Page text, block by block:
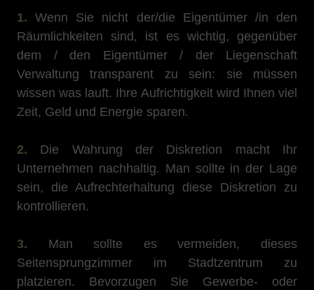
1. Wenn Sie nicht der/die Eigentümer /in den
Räumlichkeiten sind, ist es wichtig, gegenüber
dem / den Eigentümer / der Liegenschaft
Verwaltung transparent zu sein: sie müssen
wissen was lauft. Ihre Aufrichtigkeit wird Ihnen viel
Zeit, Geld und Energie sparen.
2. Die Wahrung der Diskretion macht Ihr
Unternehmen nachhaltig. Man sollte in der Lage
sein, die Aufrechterhaltung diese Diskretion zu
kontrollieren.
3. Man sollte es vermeiden, dieses
Seitensprungzimmer im Stadtzentrum zu
platzieren. Bevorzugen Sie Gewerbe- oder